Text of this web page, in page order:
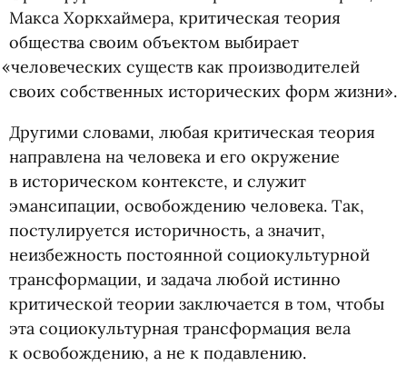
Макса Хоркхаймера, критическая теория
общества своим объектом выбирает
«человеческих существ как производителей
своих собственных исторических форм жизни».
Другими словами, любая критическая теория
направлена на человека и его окружение
в историческом контексте, и служит
эмансипации, освобождению человека. Так,
постулируется историчность, а значит,
неизбежность постоянной социокультурной
трансформации, и задача любой истинно
критической теории заключается в том, чтобы
эта социокультурная трансформация вела
к освобождению, а не к подавлению.